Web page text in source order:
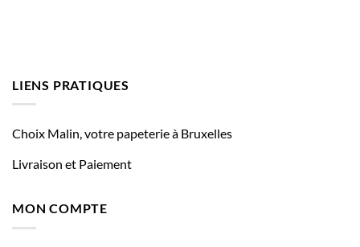
LIENS PRATIQUES
Choix Malin, votre papeterie à Bruxelles
Livraison et Paiement
MON COMPTE